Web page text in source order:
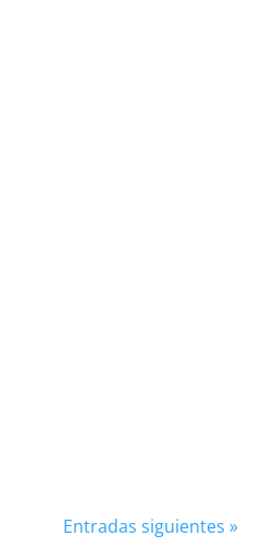
Entradas siguientes »